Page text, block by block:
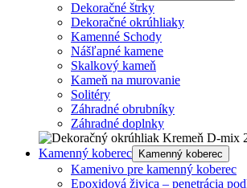
Dekoračné štrky
Dekoračné okrúhliaky
Kamenné Schody
Nášľapné kamene
Skalkový kameň
Kameň na murovanie
Solitéry
Záhradné obrubníky
Záhradné doplnky
Kamenný koberec Kamenný koberec
Kamenivo pre kamenný koberec
Epoxidová živica – penetrácia